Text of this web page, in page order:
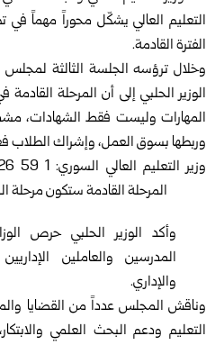
التعليم العالي يشكّل محوراً مهماً في
الفترة القادمة.
وخلال ترؤسه الجلسة الثالثة لمجلس
الوزير الحلبي إلى أن المرحلة
المهارات وليست فقط الشهادات،
وربطها بسوق العمل، وإشراك الطلاب
وأكد الوزير الحلبي حرص
المدرسين والعاملين
والإداري.
وناقش المجلس عدداً من القضايا
التعليم ودعم البحث العلمي